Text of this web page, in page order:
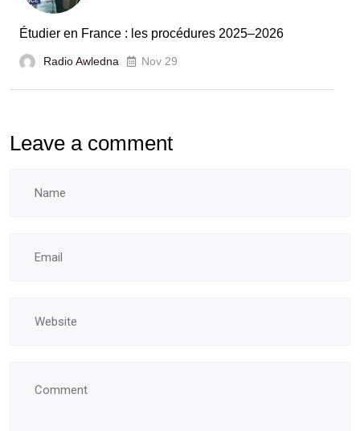
et
écoles
Étudier en France : les procédures 2025–2026
Radio Awledna Nov 29
Leave a comment